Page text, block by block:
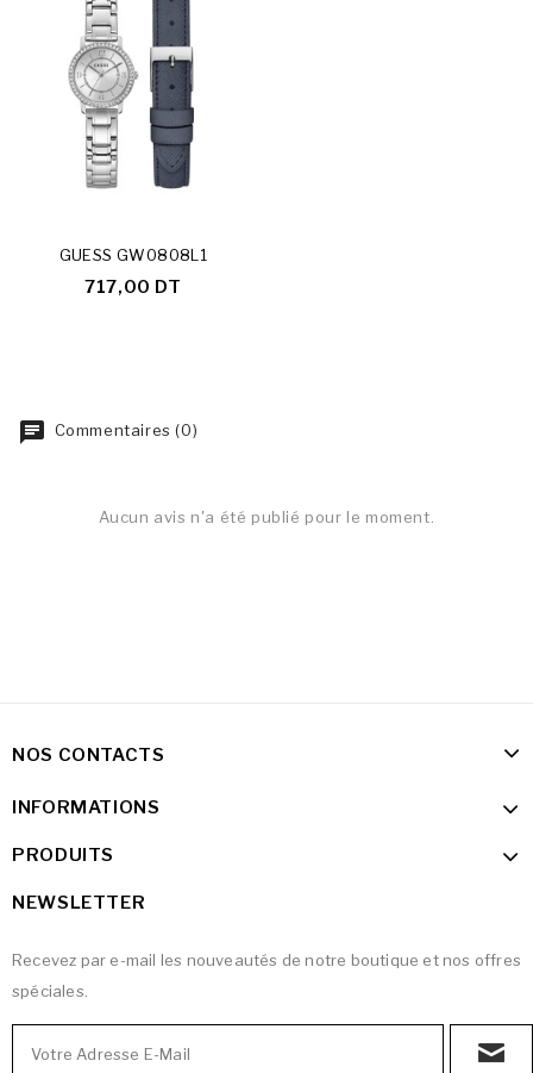
GUESS GW0808L1
717,00 DT
Commentaires (0)
Aucun avis n'a été publié pour le moment.
NOS CONTACTS
INFORMATIONS
PRODUITS
NEWSLETTER
Recevez par e-mail les nouveautés de notre boutique et nos offres
spéciales.